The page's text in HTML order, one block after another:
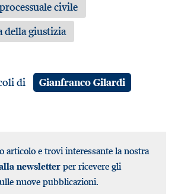
civile
della giustizia
di Gianfranco Gilardi
articolo e trovi interessante la nostra
newsletter per ricevere gli
nuove pubblicazioni.